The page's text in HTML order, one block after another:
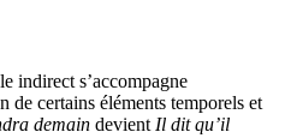
indirect s’accompagne
de certains éléments temporels et
demain devient Il dit qu’il